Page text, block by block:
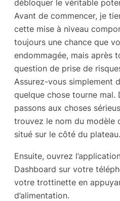
débloquer le véritable
Avant de commencer, je
cette mise à niveau
toujours une chance que
endommagée, mais après
question de prise de
Assurez-vous simplement
quelque chose tourne mal.
passons aux choses
trouvez le nom du modèle
situé sur le côté du plateau.
Ensuite, ouvrez
Dashboard sur votre
votre trottinette en
d’alimentation.